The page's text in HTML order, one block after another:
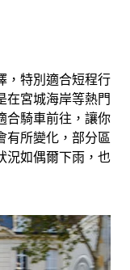
，特別適合短程行
在宮城海岸等熱門
合騎車前往，讓你
有所變化，部分區
況如偶爾下雨，也